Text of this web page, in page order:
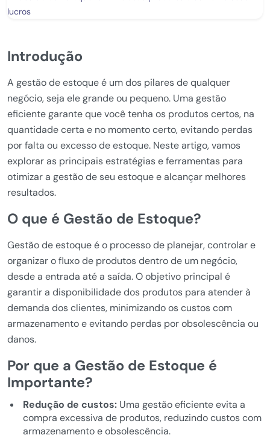
Introdução
A gestão de estoque é um dos pilares de qualquer
negócio, seja ele grande ou pequeno. Uma gestão
eficiente garante que você tenha os produtos certos, na
quantidade certa e no momento certo, evitando perdas
por falta ou excesso de estoque. Neste artigo, vamos
explorar as principais estratégias e ferramentas para
otimizar a gestão de seu estoque e alcançar melhores
resultados.
O que é Gestão de Estoque?
Gestão de estoque é o processo de planejar, controlar e
organizar o fluxo de produtos dentro de um negócio,
desde a entrada até a saída. O objetivo principal é
garantir a disponibilidade dos produtos para atender à
demanda dos clientes, minimizando os custos com
armazenamento e evitando perdas por obsolescência ou
danos.
Por que a Gestão de Estoque é
Importante?
Redução de custos:Uma gestão eficiente evita a
compra excessiva de produtos, reduzindo custos com
armazenamento e obsolescência.